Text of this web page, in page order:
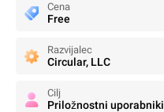
Cena
Free
Razvijalec
Circular, LLC
Cilj
Priložnostni uporabniki